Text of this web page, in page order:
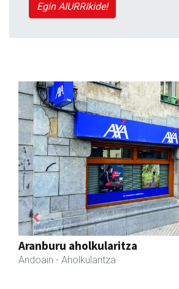
Egin AIURRIkide!
AMC Mecanocaucho
Asteasu
Previous